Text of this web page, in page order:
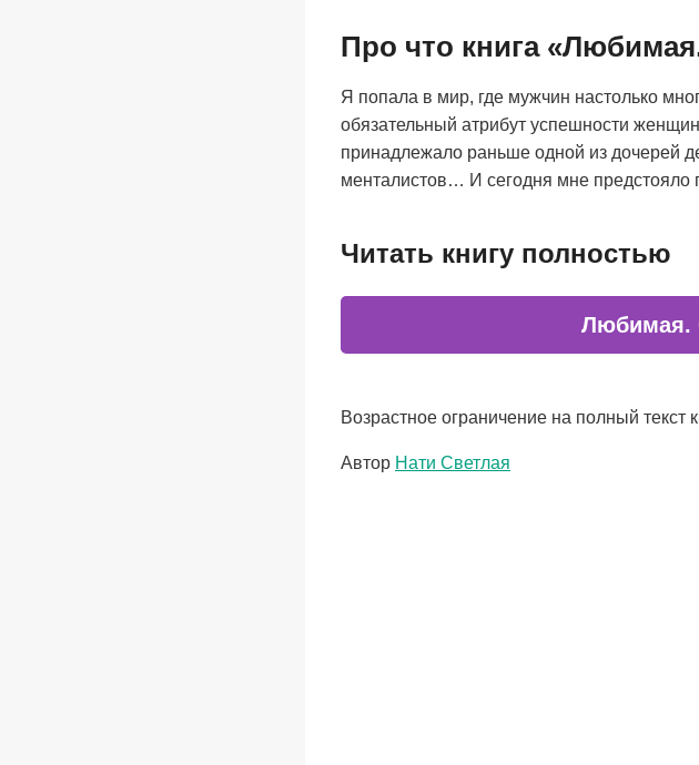
Про что книга
Я попала в мир, где мужчин настолько
обязательный атрибут успешности
принадлежало раньше одной из дочерей
менталистов… И сегодня мне предстояло
Читать книгу полностью
Любимая.
Возрастное ограничение на полный текст
Метки
Автор Нати Светлая